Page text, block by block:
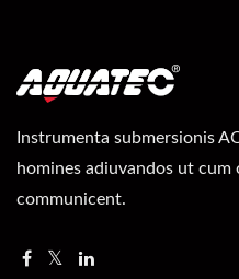
Instrumenta submersionis
homines adiuvandos ut
communicent.